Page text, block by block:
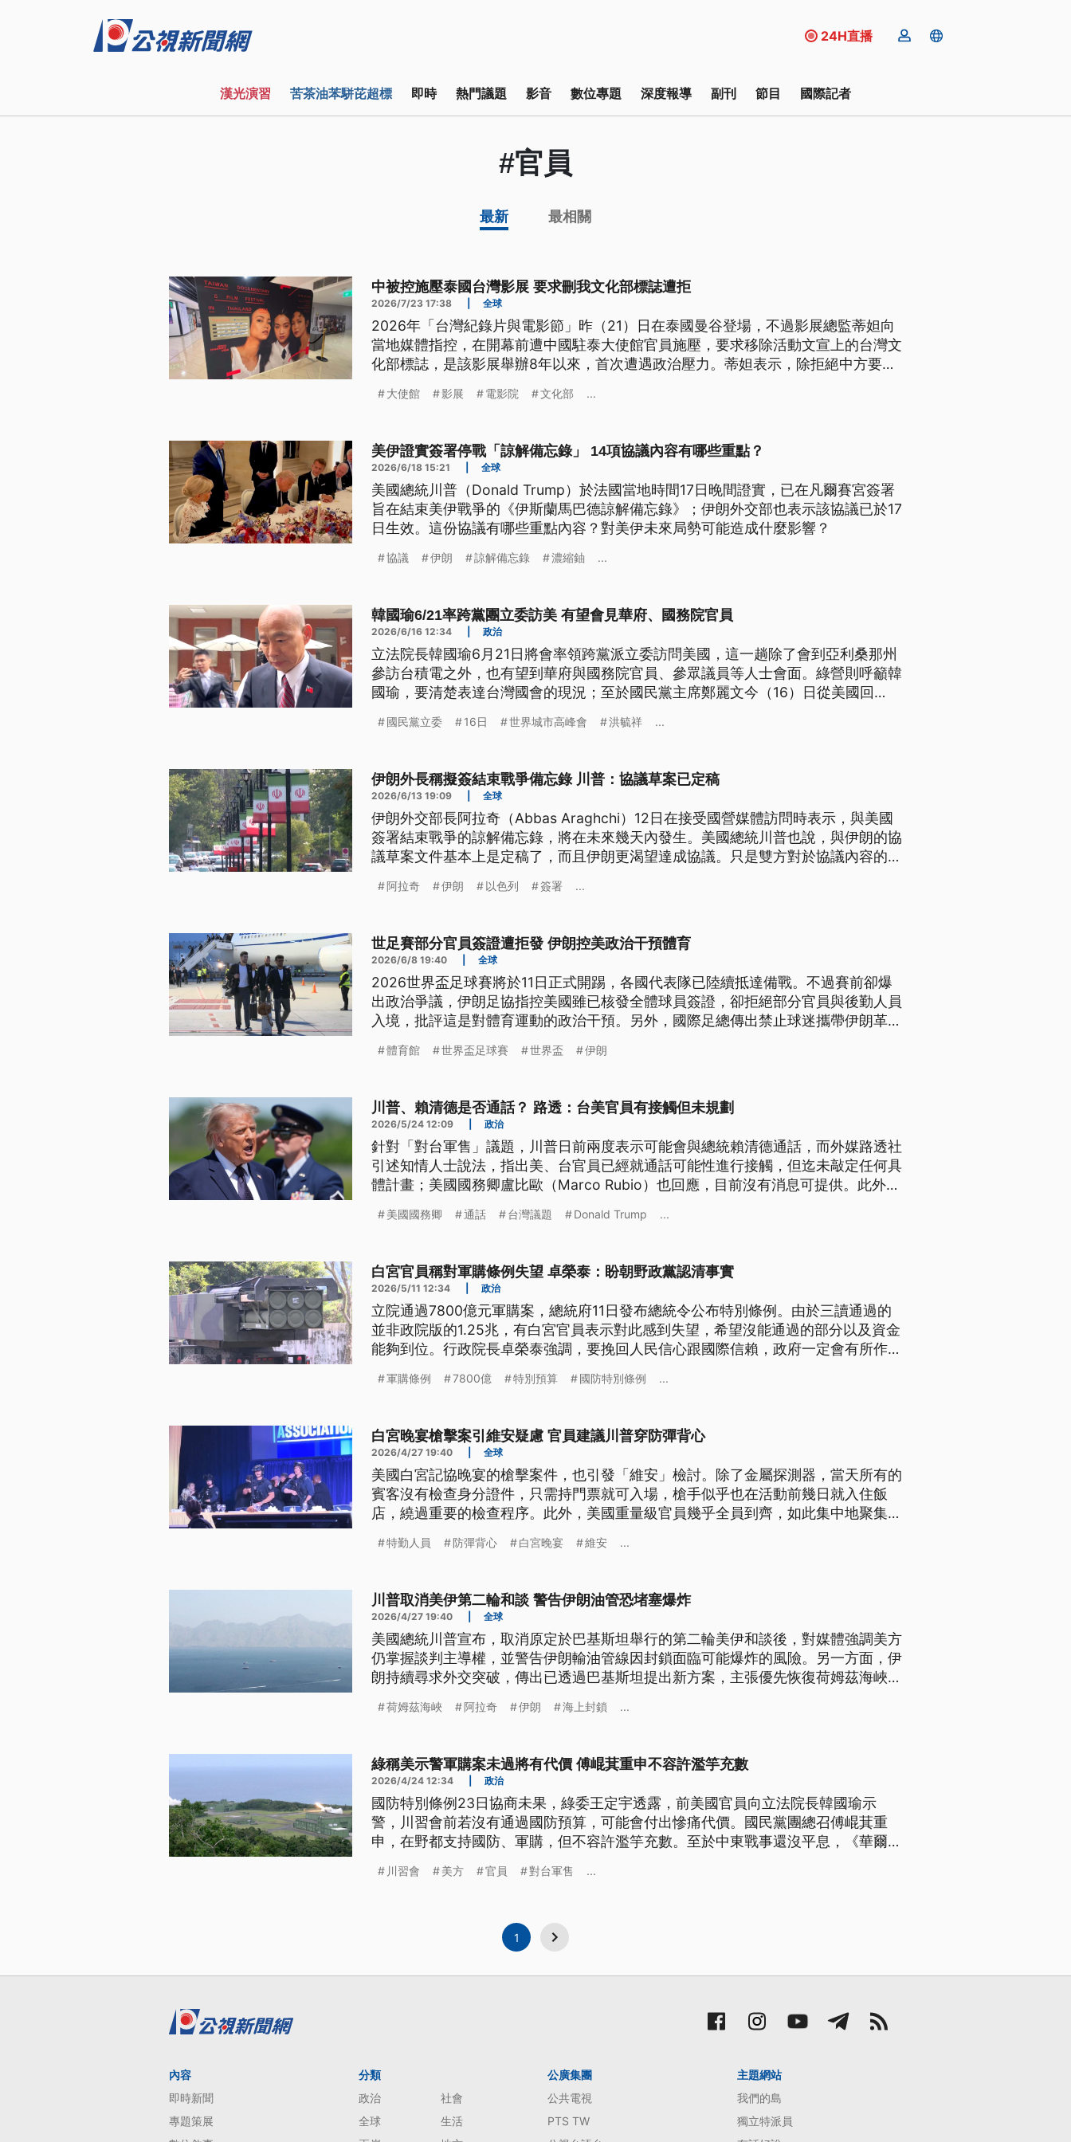
24H直播
漢光演習 苦茶油苯駢芘超標 即時 熱門議題 影音 數位專題 深度報導 副刊 節目 國際記者
#官員
最新 最相關
中被控施壓泰國台灣影展 要求刪我文化部標誌遭拒
2026/7/23 17:38 全球
2026年「台灣紀錄片與電影節」昨（21）日在泰國曼谷登場，不過影展總監蒂妲向
當地媒體指控，在開幕前遭中國駐泰大使館官員施壓，要求移除活動文宣上的台灣文
化部標誌，是該影展舉辦8年以來，首次遭遇政治壓力。蒂妲表示，除拒絕中方要求
沒有因此事接獲泰國外交部聯繫。
大使館 影展 電影院 文化部 ...
美伊證實簽署停戰「諒解備忘錄」 14項協議內容有哪些重點？
2026/6/18 15:21 全球
美國總統川普（Donald Trump）於法國當地時間17日晚間證實，已在凡爾賽宮簽署
旨在結束美伊戰爭的《伊斯蘭馬巴德諒解備忘錄》；伊朗外交部也表示該協議已於17
日生效。這份協議有哪些重點內容？對美伊未來局勢可能造成什麼影響？
協議 伊朗 諒解備忘錄 濃縮鈾 ...
韓國瑜6/21率跨黨團立委訪美 有望會見華府、國務院官員
2026/6/16 12:34 政治
立法院長韓國瑜6月21日將會率領跨黨派立委訪問美國，這一趟除了會到亞利桑那州
參訪台積電之外，也有望到華府與國務院官員、參眾議員等人士會面。綠營則呼籲韓
國瑜，要清楚表達台灣國會的現況；至於國民黨主席鄭麗文今（16）日從美國回
國民黨立委 16日 世界城市高峰會 洪毓祥 ...
伊朗外長稱擬簽結束戰爭備忘錄 川普：協議草案已定稿
2026/6/13 19:09 全球
伊朗外交部長阿拉奇（Abbas Araghchi）12日在接受國營媒體訪問時表示，與美國
簽署結束戰爭的諒解備忘錄，將在未來幾天內發生。美國總統川普也說，與伊朗的協
議草案文件基本上是定稿了，而且伊朗更渴望達成協議。只是雙方對於協議內容的說
不是簽署的一方，但肯定川普致力確保協議內容包含限制伊朗的核計畫。
阿拉奇 伊朗 以色列 簽署 ...
世足賽部分官員簽證遭拒發 伊朗控美政治干預體育
2026/6/8 19:40 全球
2026世界盃足球賽將於11日正式開踢，各國代表隊已陸續抵達備戰。不過賽前卻爆
出政治爭議，伊朗足協指控美國雖已核發全體球員簽證，卻拒絕部分官員與後勤人員
入境，批評這是對體育運動的政治干預。另外，國際足總傳出禁止球迷攜帶伊朗革命
體育館 世界盃足球賽 世界盃 伊朗
川普、賴清德是否通話？ 路透：台美官員有接觸但未規劃
2026/5/24 12:09 政治
針對「對台軍售」議題，川普日前兩度表示可能會與總統賴清德通話，而外媒路透社
引述知情人士說法，指出美、台官員已經就通話可能性進行接觸，但迄未敲定任何具
體計畫；美國國務卿盧比歐（Marco Rubio）也回應，目前沒有消息可提供。此外中
擁有主權，海巡也廣播回嗆，中國和平是騙局，國際社會不會支持。
美國國務卿 通話 台灣議題 Donald Trump ...
白宮官員稱對軍購條例失望 卓榮泰：盼朝野政黨認清事實
2026/5/11 12:34 政治
立院通過7800億元軍購案，總統府11日發布總統令公布特別條例。由於三讀通過的
並非政院版的1.25兆，有白宮官員表示對此感到失望，希望沒能通過的部分以及資金
能夠到位。行政院長卓榮泰強調，要挽回人民信心跟國際信賴，政府一定會有所作
預算跟明（2027）年的年度預算來因應。
軍購條例 7800億 特別預算 國防特別條例 ...
白宮晚宴槍擊案引維安疑慮 官員建議川普穿防彈背心
2026/4/27 19:40 全球
美國白宮記協晚宴的槍擊案件，也引發「維安」檢討。除了金屬探測器，當天所有的
賓客沒有檢查身分證件，只需持門票就可入場，槍手似乎也在活動前幾日就入住飯
店，繞過重要的檢查程序。此外，美國重量級官員幾乎全員到齊，如此集中地聚集在
須穿防彈背心。
特勤人員 防彈背心 白宮晚宴 維安 ...
川普取消美伊第二輪和談 警告伊朗油管恐堵塞爆炸
2026/4/27 19:40 全球
美國總統川普宣布，取消原定於巴基斯坦舉行的第二輪美伊和談後，對媒體強調美方
仍掌握談判主導權，並警告伊朗輸油管線因封鎖面臨可能爆炸的風險。另一方面，伊
朗持續尋求外交突破，傳出已透過巴基斯坦提出新方案，主張優先恢復荷姆茲海峽通
荷姆茲海峽 阿拉奇 伊朗 海上封鎖 ...
綠稱美示警軍購案未過將有代價 傅崐萁重申不容許濫竽充數
2026/4/24 12:34 政治
國防特別條例23日協商未果，綠委王定宇透露，前美國官員向立法院長韓國瑜示
警，川習會前若沒有通過國防預算，可能會付出慘痛代價。國民黨團總召傅崐萁重
申，在野都支持國防、軍購，但不容許濫竽充數。至於中東戰事還沒平息，《華爾街
應變嗎？前美國國防部官員胡振東認為，美軍在亞太地區的彈藥庫存應該不受影響，
川習會 美方 官員 對台軍售 ...
1
內容
即時新聞
專題策展
分類
政治
社會
全球
生活
公廣集團
公共電視
PTS TW
主題網站
我們的島
獨立特派員